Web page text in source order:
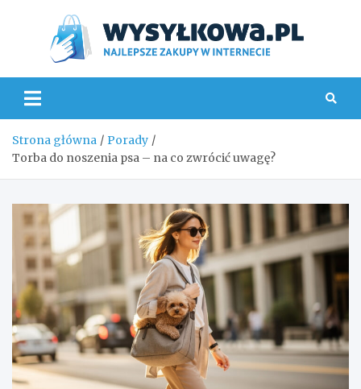
Strona główna
Porady
Torba do noszenia psa – na co zwrócić uwagę?